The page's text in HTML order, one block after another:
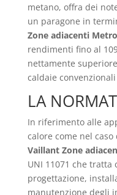
metano, offra dei
un paragone in
Zone adiacenti
rendimenti fino al
nettamente
caldaie
LA
In riferimento alle
calore come nel caso
Vaillant Zone
UNI 11071 che
progettazione,
manutenzione degli